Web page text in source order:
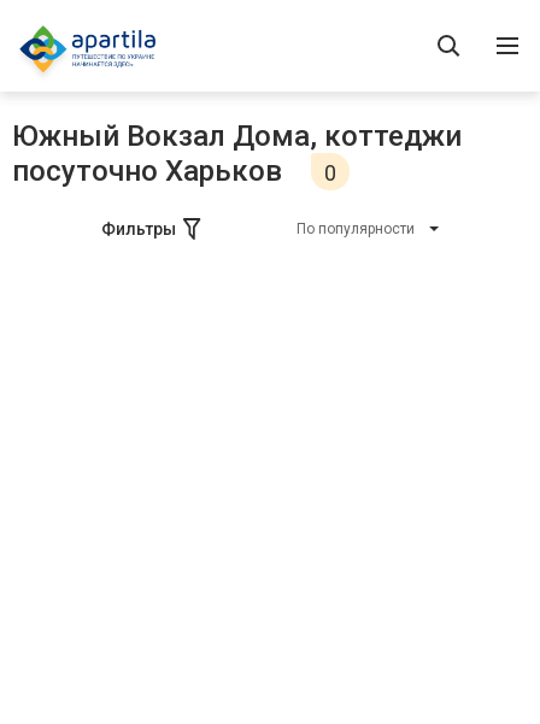
Южный Вокзал Дома, коттеджи
посуточно Харьков
0
Фильтры По популярности